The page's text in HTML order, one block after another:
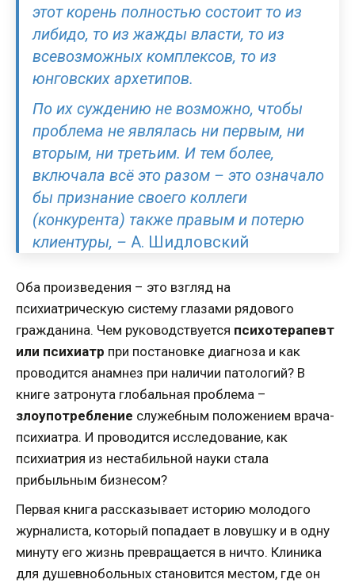
этот корень полностью состоит то из
либидо, то из жажды власти, то из
всевозможных комплексов, то из
юнговских архетипов.
По их суждению не возможно, чтобы
проблема не являлась ни первым, ни
вторым, ни третьим. И тем более,
включала всё это разом – это означало
бы признание своего коллеги
(конкурента) также правым и потерю
клиентуры, – А. Шидловский
Оба произведения – это взгляд на
психиатрическую систему глазами рядового
гражданина. Чем руководствуется психотерапевт
или психиатр при постановке диагноза и как
проводится анамнез при наличии патологий? В
книге затронута глобальная проблема –
злоупотребление служебным положением врача-
психиатра. И проводится исследование, как
психиатрия из нестабильной науки стала
прибыльным бизнесом?
Первая книга рассказывает историю молодого
журналиста, который попадает в ловушку и в одну
минуту его жизнь превращается в ничто. Клиника
для душевнобольных становится местом, где он